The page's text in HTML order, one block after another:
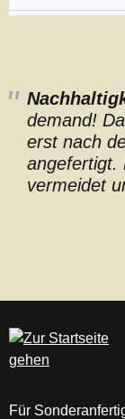
demand!
erst nach
angefertigt.
vermeidet
Für